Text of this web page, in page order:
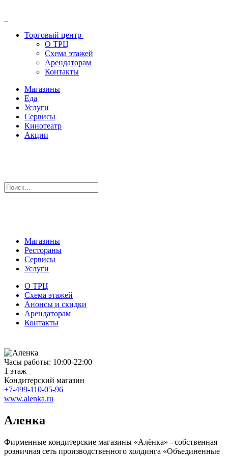
Торговый центр
О ТРЦ
Схема этажей
Арендаторам
Контакты
Магазины
Еда
Услуги
Сервисы
Кинотеатр
Акции
Магазины
Рестораны
Сервисы
Услуги
О ТРЦ
Схема этажей
Анонсы и скидки
Арендаторам
Контакты
Часы работы: 10:00-22:00
1 этаж
Кондитерский магазин
+7-499-110-05-96
www.alenka.ru
Аленка
Фирменные кондитерские магазины «Алёнка» - собственная
розничная сеть производственного холдинга «Объединенные